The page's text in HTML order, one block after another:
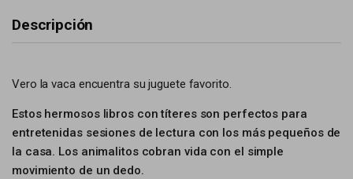
Descripción
Vero la vaca encuentra su juguete favorito.
Estos hermosos libros con títeres son perfectos para
entretenidas sesiones de lectura con los más pequeños de
la casa. Los animalitos cobran vida con el simple
movimiento de un dedo.